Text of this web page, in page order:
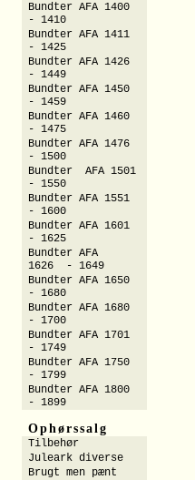
Bundter AFA 1400
- 1410
Bundter AFA 1411
- 1425
Bundter AFA 1426
- 1449
Bundter AFA 1450
- 1459
Bundter AFA 1460
- 1475
Bundter AFA 1476
- 1500
Bundter AFA 1501
- 1550
Bundter AFA 1551
- 1600
Bundter AFA 1601
- 1625
Bundter AFA
1626 - 1649
Bundter AFA 1650
- 1680
Bundter AFA 1680
- 1700
Bundter AFA 1701
- 1749
Bundter AFA 1750
- 1799
Bundter AFA 1800
- 1899
Ophørssalg
Tilbehør
Juleark diverse
Brugt men pænt